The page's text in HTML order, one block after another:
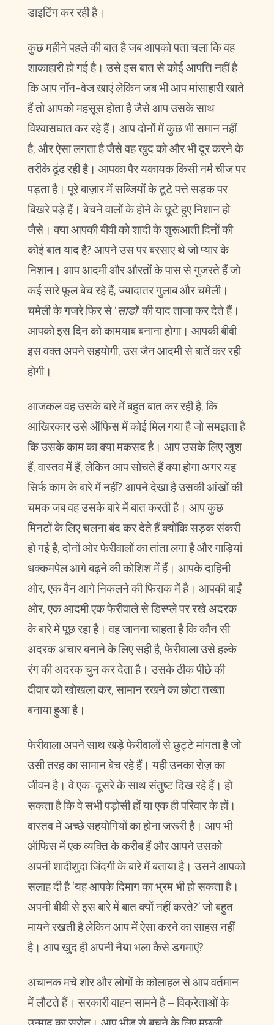
डाइटिंग कर रही है।
कुछ महीने पहले की बात है जब आपको पता चला कि वह
शाकाहारी हो गई है। उसे इस बात से कोई आपत्ति नहीं है
कि आप नॉन-वेज खाएं लेकिन जब भी आप मांसाहारी खाते
हैं तो आपको महसूस होता है जैसे आप उसके साथ
विश्वासघात कर रहे हैं। आप दोनों में कुछ भी समान नहीं
है, और ऐसा लगता है जैसे वह खुद को और भी दूर करने के
तरीके ढूंढ रही है। आपका पैर यकायक किसी नर्म चीज पर
पड़ता है। पूरे बाज़ार में सब्जियों के टूटे पत्ते सड़क पर
बिखरे पड़े हैं। बेचने वालों के होने के छूटे हुए निशान हो
जैसे। क्या आपकी बीवी को शादी के शुरूआती दिनों की
कोई बात याद है? आपने उस पर बरसाए थे जो प्यार के
निशान। आप आदमी और औरतों के पास से गुजरते हैं जो
कई सारे फूल बेच रहे हैं, ज्यादातर गुलाब और चमेली।
चमेली के गजरे फिर से ‘साडो‘ की याद ताजा कर देते हैं।
आपको इस दिन को कामयाब बनाना होगा। आपकी बीवी
इस वक्त अपने सहयोगी, उस जैन आदमी से बातें कर रही
होगी।
आजकल वह उसके बारे में बहुत बात कर रही है, कि
आखिरकार उसे ऑफिस में कोई मिल गया है जो समझता है
कि उसके काम का क्या मकसद है। आप उसके लिए खुश
हैं, वास्तव में हैं, लेकिन आप सोचते हैं क्या होगा अगर यह
सिर्फ काम के बारे में नहीं? आपने देखा है उसकी आंखों की
चमक जब वह उसके बारे में बात करती है। आप कुछ
मिनटों के लिए चलना बंद कर देते हैं क्योंकि सड़क संकरी
हो गई है, दोनों ओर फेरीवालों का तांता लगा है और गाड़ियां
धक्कमपेल आगे बढ़ने की कोशिश में हैं। आपके दाहिनी
ओर, एक वैन आगे निकलने की फिराक में है। आपकी बाईं
ओर, एक आदमी एक फेरीवाले से डिस्प्ले पर रखे अदरक
के बारे में पूछ रहा है। वह जानना चाहता है कि कौन सी
अदरक अचार बनाने के लिए सही है, फेरीवाला उसे हल्के
रंग की अदरक चुन कर देता है। उसके ठीक पीछे की
दीवार को खोखला कर, सामान रखने का छोटा तख्ता
बनाया हुआ है।
फेरीवाला अपने साथ खड़े फेरीवालों से छुट्टे मांगता है जो
उसी तरह का सामान बेच रहे हैं। यही उनका रोज़ का
जीवन है। वे एक-दूसरे के साथ संतुष्ट दिख रहे हैं। हो
सकता है कि वे सभी पड़ोसी हों या एक ही परिवार के हों।
वास्तव में अच्छे सहयोगियों का होना जरूरी है। आप भी
ऑफिस में एक व्यक्ति के करीब हैं और आपने उसको
अपनी शादीशुदा जिंदगी के बारे में बताया है। उसने आपको
सलाह दी है ‘यह आपके दिमाग का भ्रम भी हो सकता है।
अपनी बीवी से इस बारे में बात क्यों नहीं करते?’ जो बहुत
मायने रखती है लेकिन आप में ऐसा करने का साहस नहीं
है। आप खुद ही अपनी नैया भला कैसे डगमाएं?
अचानक मचे शोर और लोगों के कोलाहल से आप वर्तमान
में लौटते हैं। सरकारी वाहन सामने है – विक्रेताओं के